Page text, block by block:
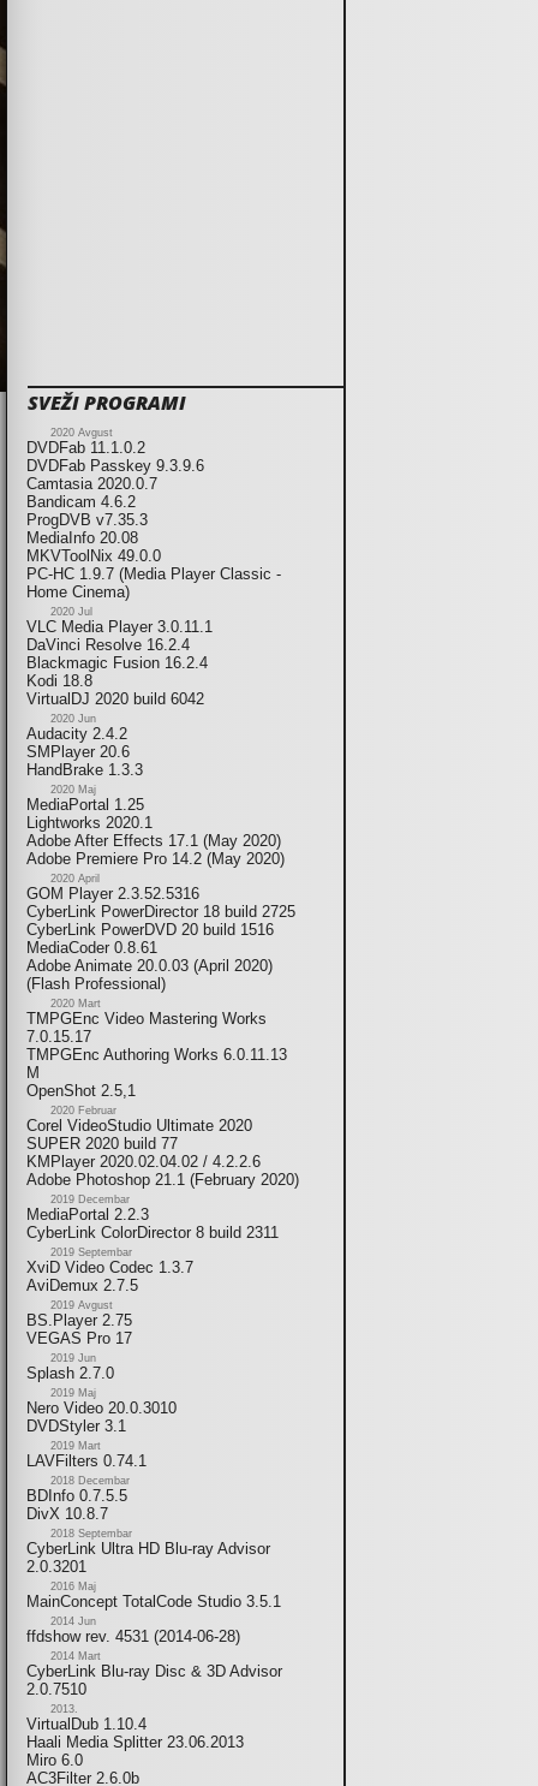
SVEŽI PROGRAMI
2020 Avgust
DVDFab 11.1.0.2
DVDFab Passkey 9.3.9.6
Camtasia 2020.0.7
Bandicam 4.6.2
ProgDVB v7.35.3
MediaInfo 20.08
MKVToolNix 49.0.0
PC-HC 1.9.7 (Media Player Classic -
Home Cinema)
2020 Jul
VLC Media Player 3.0.11.1
DaVinci Resolve 16.2.4
Blackmagic Fusion 16.2.4
Kodi 18.8
VirtualDJ 2020 build 6042
2020 Jun
Audacity 2.4.2
SMPlayer 20.6
HandBrake 1.3.3
2020 Maj
MediaPortal 1.25
Lightworks 2020.1
Adobe After Effects 17.1 (May 2020)
Adobe Premiere Pro 14.2 (May 2020)
2020 April
GOM Player 2.3.52.5316
CyberLink PowerDirector 18 build 2725
CyberLink PowerDVD 20 build 1516
MediaCoder 0.8.61
Adobe Animate 20.0.03 (April 2020)
(Flash Professional)
2020 Mart
TMPGEnc Video Mastering Works
7.0.15.17
TMPGEnc Authoring Works 6.0.11.13
M
OpenShot 2.5,1
2020 Februar
Corel VideoStudio Ultimate 2020
SUPER 2020 build 77
KMPlayer 2020.02.04.02 / 4.2.2.6
Adobe Photoshop 21.1 (February 2020)
2019 Decembar
MediaPortal 2.2.3
CyberLink ColorDirector 8 build 2311
2019 Septembar
XviD Video Codec 1.3.7
AviDemux 2.7.5
2019 Avgust
BS.Player 2.75
VEGAS Pro 17
2019 Jun
Splash 2.7.0
2019 Maj
Nero Video 20.0.3010
DVDStyler 3.1
2019 Mart
LAVFilters 0.74.1
2018 Decembar
BDInfo 0.7.5.5
DivX 10.8.7
2018 Septembar
CyberLink Ultra HD Blu-ray Advisor
2.0.3201
2016 Maj
MainConcept TotalCode Studio 3.5.1
2014 Jun
ffdshow rev. 4531 (2014-06-28)
2014 Mart
CyberLink Blu-ray Disc & 3D Advisor
2.0.7510
2013.
VirtualDub 1.10.4
Haali Media Splitter 23.06.2013
Miro 6.0
AC3Filter 2.6.0b